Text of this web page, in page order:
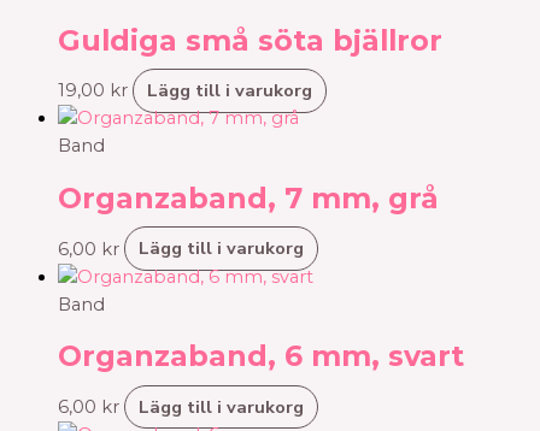
Guldiga små söta bjällror
19,00 kr Lägg till i varukorg
Band
Organzaband, 7 mm, grå
6,00 kr Lägg till i varukorg
Band
Organzaband, 6 mm, svart
6,00 kr Lägg till i varukorg